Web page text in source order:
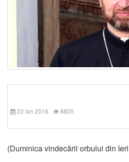
23 Ian 2016 8805
(Duminica vindecării orbului din